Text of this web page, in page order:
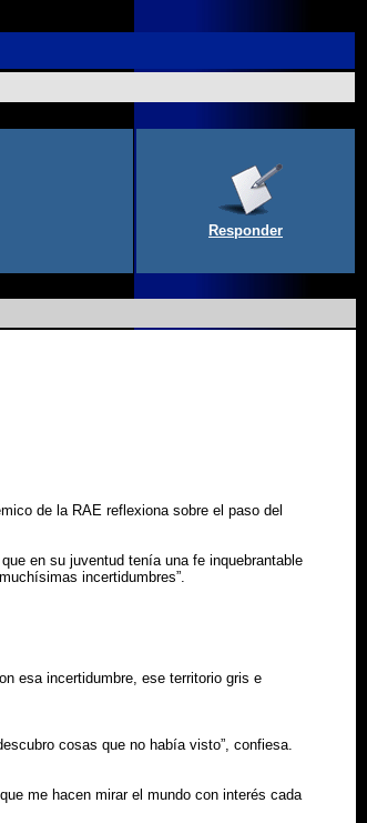
Responder
de la RAE reflexiona sobre el paso del
en su juventud tenía una fe inquebrantable
incertidumbres”.
esa incertidumbre, ese territorio gris e
cosas que no había visto”, confiesa.
me hacen mirar el mundo con interés cada